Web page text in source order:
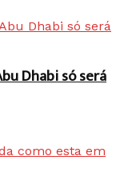
Dhabi só será